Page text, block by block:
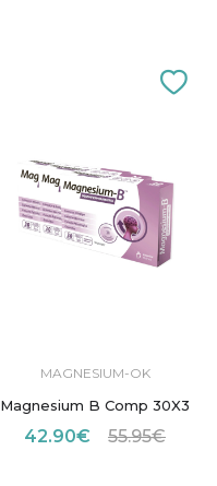
MAGNESIUM-OK
Magnesium B Comp 30X3
42.90€ 55.95€